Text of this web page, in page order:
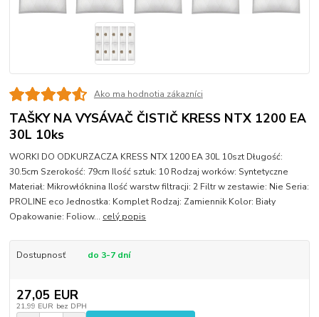
Ako ma hodnotia zákazníci
TAŠKY NA VYSÁVAČ ČISTIČ KRESS NTX 1200 EA
30L 10ks
WORKI DO ODKURZACZA KRESS NTX 1200 EA 30L 10szt Długość:
30.5cm Szerokość: 79cm Ilość sztuk: 10 Rodzaj worków: Syntetyczne
Materiał: Mikrowłóknina Ilość warstw filtracji: 2 Filtr w zestawie: Nie Seria:
PROLINE eco Jednostka: Komplet Rodzaj: Zamiennik Kolor: Biały
Opakowanie: Foliow... celý popis
Dostupnosť do 3-7 dní
27,05 EUR
21,99 EUR bez DPH